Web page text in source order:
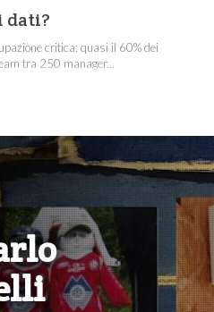
dati?
critica: quasi il 60% dei
tra 250 manager...